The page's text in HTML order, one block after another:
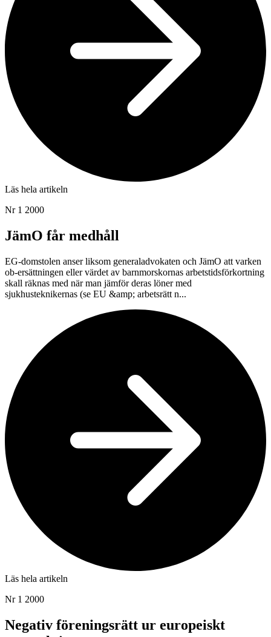
Läs hela artikeln
Nr 1 2000
JämO får medhåll
EG-domstolen anser liksom generaladvokaten och JämO att varken
ob-ersättningen eller värdet av barnmorskornas arbetstidsförkortning
skall räknas med när man jämför deras löner med
sjukhusteknikernas (se EU &amp; arbetsrätt n...
Läs hela artikeln
Nr 1 2000
Negativ föreningsrätt ur europeiskt